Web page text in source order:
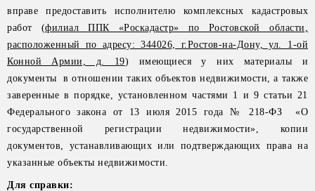
вправе предоставить исполнителю комплексных кадастровых
работ (филиал ППК «Роскадастр» по Ростовской области,
расположенный по адресу: 344026, г.Ростов-на-Дону, ул. 1-ой
Конной Армии, д. 19) имеющиеся у них материалы и
документы в отношении таких объектов недвижимости, а также
заверенные в порядке, установленном частями 1 и 9 статьи 21
Федерального закона от 13 июля 2015 года № 218-ФЗ «О
государственной регистрации недвижимости», копии
документов, устанавливающих или подтверждающих права на
указанные объекты недвижимости.
Для справки: